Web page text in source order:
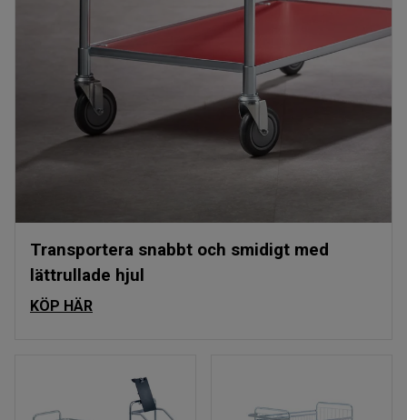
Transportera snabbt och smidigt med
lättrullade hjul
KÖP HÄR